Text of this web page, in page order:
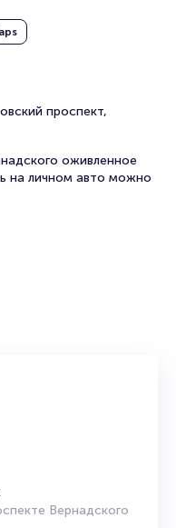
готовит
манеж в
цирк на
проспект,
оживленное
на личном авто можно
Вернадского